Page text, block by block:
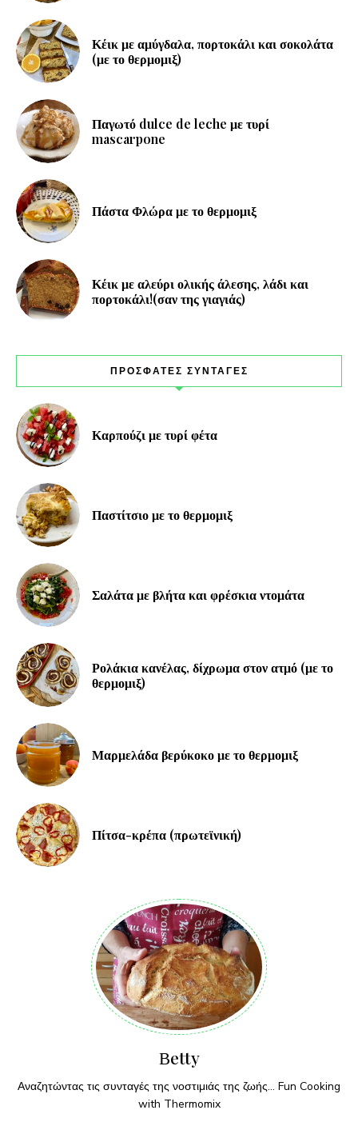
Κέικ με αμύγδαλα, πορτοκάλι και σοκολάτα
(με το θερμομιξ)
Παγωτό dulce de leche με τυρί
mascarpone
Πάστα Φλώρα με το θερμομιξ
Κέικ με αλεύρι ολικής άλεσης, λάδι και
πορτοκάλι!(σαν της γιαγιάς)
ΠΡΟΣΦΑΤΕΣ ΣΥΝΤΑΓΕΣ
Καρπούζι με τυρί φέτα
Παστίτσιο με το θερμομιξ
Σαλάτα με βλήτα και φρέσκια ντομάτα
Ρολάκια κανέλας, δίχρωμα στον ατμό (με το
θερμομιξ)
Μαρμελάδα βερύκοκο με το θερμομιξ
Πίτσα-κρέπα (πρωτεϊνική)
Βetty
Αναζητώντας τις συνταγές της νοστιμιάς της ζωής... Fun Cooking
with Thermomix